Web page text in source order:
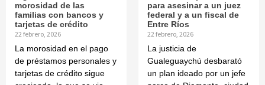
morosidad de las
familias con bancos y
tarjetas de crédito
22 febrero, 2026
La morosidad en el pago
de préstamos personales y
tarjetas de crédito sigue
para asesinar a un juez
federal y a un fiscal de
Entre Ríos
22 febrero, 2026
La justicia de
Gualeguaychú desbarató
un plan ideado por un jefe